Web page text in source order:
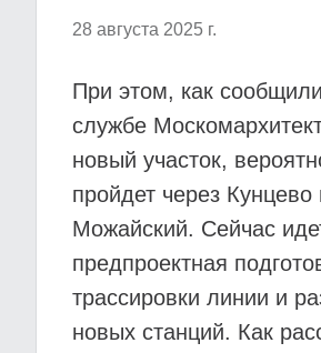
28 августа 2025 г.
При этом, как
службе
новый участок,
пройдет через Кунцево
Можайский. Сейчас
предпроектная
трассировки линии и
новых станций. Как